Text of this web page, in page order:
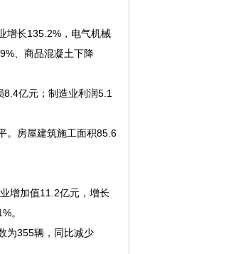
增长135.2%，电气机械
、商品混凝土下降
亿元；制造业利润5.1
。房屋建筑施工面积85.6
增加值11.2亿元，增长
。
为355辆，同比减少